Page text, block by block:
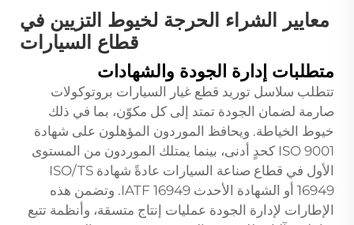
معايير الشراء الحرجة لخيوط التزيين في
قطاع السيارات
متطلبات إدارة الجودة والشهادات
تتطلب سلاسل توريد قطع غيار السيارات بروتوكولات
صارمة لضمان الجودة تمتد إلى كل مكوّن، بما في ذلك
خيوط الخياطة. ويحافظ الموردون المؤهلون على شهادة
ISO 9001 كحدٍ أدنى، بينما يمتلك الموردون من المستوى
الأول في قطاع صناعة السيارات عادةً شهادة ISO/TS
16949 أو الشهادة الأحدث IATF 16949. وتضمن هذه
الإطارات لإدارة الجودة عمليات إنتاج متسقة، وأنظمة تتبع